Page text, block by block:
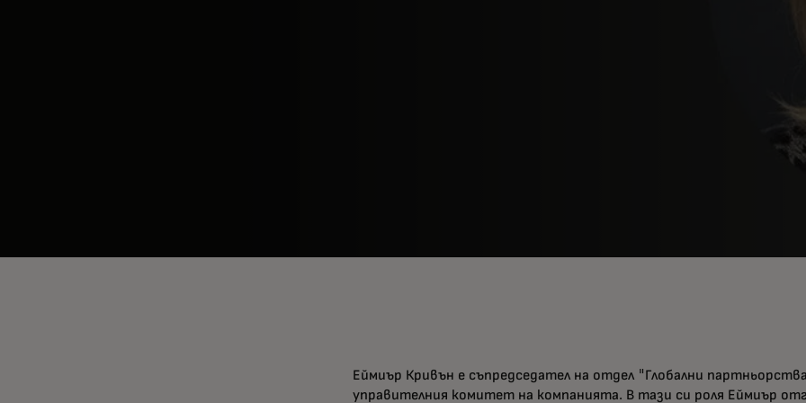
Еймиър Кривън е съпредседател на отдел "Глобални
управителния комитет на компанията. В тази си роля Еймиър